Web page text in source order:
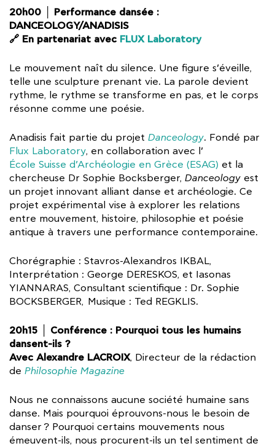
20h00 │ Performance dansée :
DANCEOLOGY/ANADISIS
🔗 En partenariat avec FLUX Laboratory
Le mouvement naît du silence. Une figure s’éveille,
telle une sculpture prenant vie. La parole devient
rythme, le rythme se transforme en pas, et le corps
résonne comme une poésie.
Anadisis fait partie du projet Danceology. Fondé par
Flux Laboratory, en collaboration avec l’
École Suisse d’Archéologie en Grèce (ESAG) et la
chercheuse Dr Sophie Bocksberger, Danceology est
un projet innovant alliant danse et archéologie. Ce
projet expérimental vise à explorer les relations
entre mouvement, histoire, philosophie et poésie
antique à travers une performance contemporaine.
Chorégraphie : Stavros-Alexandros IKBAL,
Interprétation : George DERESKOS, et Iasonas
YIANNARAS, Consultant scientifique : Dr. Sophie
BOCKSBERGER, Musique : Ted REGKLIS.
20h15 │ Conférence : Pourquoi tous les humains
dansent-ils ?
Avec Alexandre LACROIX, Directeur de la rédaction
de Philosophie Magazine
Nous ne connaissons aucune société humaine sans
danse. Mais pourquoi éprouvons-nous le besoin de
danser ? Pourquoi certains mouvements nous
émeuvent-ils, nous procurent-ils un tel sentiment de